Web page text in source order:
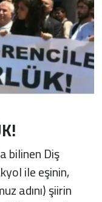
bilinen Diş
ile eşinin,
adını) şiirin